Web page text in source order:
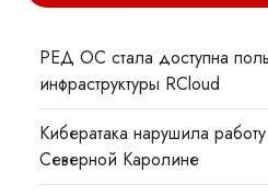
РЕД ОС стала доступна
инфраструктуры RCloud
Кибератака нарушила
Северной Каролине